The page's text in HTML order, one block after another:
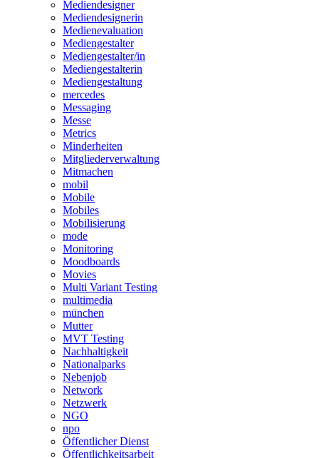
Mediendesigner
Mediendesignerin
Medienevaluation
Mediengestalter
Mediengestalter/in
Mediengestalterin
Mediengestaltung
mercedes
Messaging
Messe
Metrics
Minderheiten
Mitgliederverwaltung
Mitmachen
mobil
Mobile
Mobiles
Mobilisierung
mode
Monitoring
Moodboards
Movies
Multi Variant Testing
multimedia
münchen
Mutter
MVT Testing
Nachhaltigkeit
Nationalparks
Nebenjob
Network
Netzwerk
NGO
npo
Öffentlicher Dienst
Öffentlichkeitsarbeit